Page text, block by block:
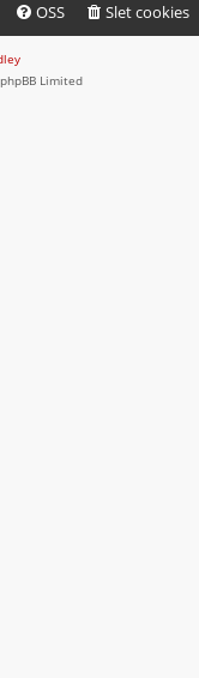
Slet cookies
OSS
Limited